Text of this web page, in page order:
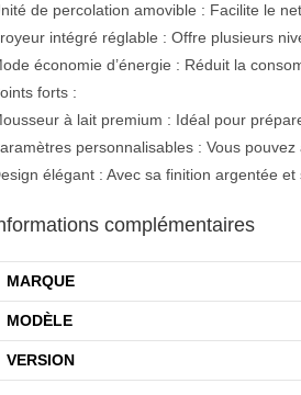
de percolation amovible : Facilite le
intégré réglable : Offre plusieurs
économie d’énergie : Réduit la
forts :
à lait premium : Idéal pour
personnalisables : Vous
élégant : Avec sa finition argentée
complémentaires
MARQUE
MODÈLE
VERSION